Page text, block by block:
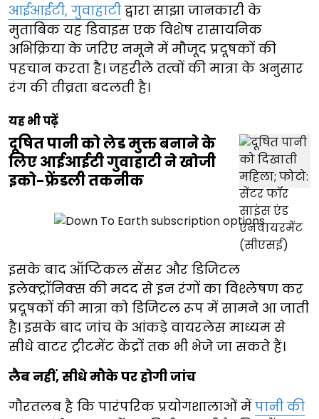
आईआईटी, गुवाहाटी द्वारा साझा जानकारी के
मुताबिक यह डिवाइस एक विशेष रासायनिक
अभिक्रिया के जरिए नमूने में मौजूद प्रदूषकों की
पहचान करता है। जहरीले तत्वों की मात्रा के अनुसार
रंग की तीव्रता बदलती है।
यह भी पढ़ें
दूषित पानी को लेड मुक्त बनाने के
लिए आईआईटी गुवाहाटी ने खोजी
इको-फ्रेंडली तकनीक
इसके बाद ऑप्टिकल सेंसर और डिजिटल
इलेक्ट्रॉनिक्स की मदद से इन रंगों का विश्लेषण कर
प्रदूषकों की मात्रा को डिजिटल रूप में सामने आ जाती
है। इसके बाद जांच के आंकड़े वायरलेस माध्यम से
सीधे वाटर ट्रीटमेंट केंद्रों तक भी भेजे जा सकते हैं।
लैब नहीं, सीधे मौके पर होगी जांच
गौरतलब है कि पारंपरिक प्रयोगशालाओं में पानी की